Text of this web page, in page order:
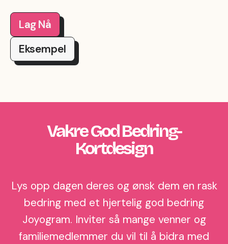
Lag Nå
Eksempel
Vakre God Bedring-
Kortdesign
Lys opp dagen deres og ønsk dem en rask
bedring med et hjertelig god bedring
Joyogram. Inviter så mange venner og
familiemedlemmer du vil til å bidra med